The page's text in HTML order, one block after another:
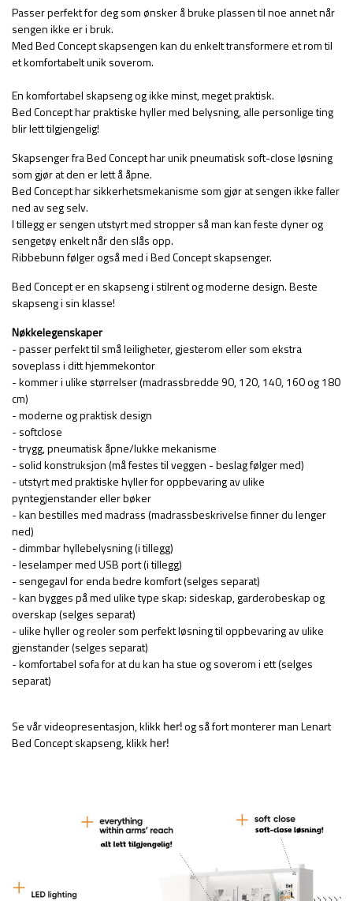
Passer perfekt for deg som ønsker å bruke plassen til noe annet når
sengen ikke er i bruk.
Med Bed Concept skapsengen kan du enkelt transformere et rom til
et komfortabelt unik soverom.
En komfortabel skapseng og ikke minst, meget praktisk.
Bed Concept har praktiske hyller med belysning, alle personlige ting
blir lett tilgjengelig!
Skapsenger fra Bed Concept har unik pneumatisk soft-close løsning
som gjør at den er lett å åpne.
Bed Concept har sikkerhetsmekanisme som gjør at sengen ikke faller
ned av seg selv.
I tillegg er sengen utstyrt med stropper så man kan feste dyner og
sengetøy enkelt når den slås opp.
Ribbebunn følger også med i Bed Concept skapsenger.
Bed Concept er en skapseng i stilrent og moderne design. Beste
skapseng i sin klasse!
Nøkkelegenskaper
- passer perfekt til små leiligheter, gjesterom eller som ekstra
soveplass i ditt hjemmekontor
- kommer i ulike størrelser (madrassbredde 90, 120, 140, 160 og 180
cm)
- moderne og praktisk design
- softclose
- trygg, pneumatisk åpne/lukke mekanisme
- solid konstruksjon (må festes til veggen - beslag følger med)
- utstyrt med praktiske hyller for oppbevaring av ulike
pyntegjenstander eller bøker
- kan bestilles med madrass (madrassbeskrivelse finner du lenger
ned)
- dimmbar hyllebelysning (i tillegg)
- leselamper med USB port (i tillegg)
- sengegavl for enda bedre komfort (selges separat)
- kan bygges på med ulike type skap: sideskap, garderobeskap og
overskap (selges separat)
- ulike hyller og reoler som perfekt løsning til oppbevaring av ulike
gjenstander (selges separat)
- komfortabel sofa for at du kan ha stue og soverom i ett (selges
separat)
Se vår videopresentasjon, klikkher!og så fort monterer man Lenart
Bed Concept skapseng, klikkher!